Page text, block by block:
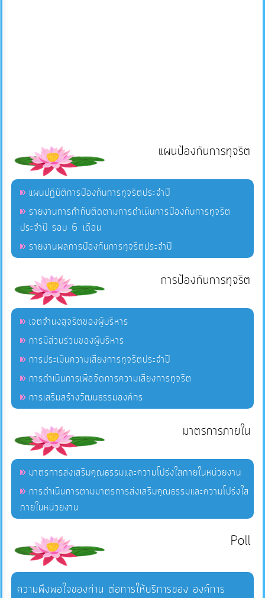
แผนป้องกันการทุจริต
แผนปฏิบัติการป้องกันการทุจริตประจำปี
รายงานการกำกับติดตามการดำเนินการป้องกันการทุจริต
ประจำปี รอบ 6 เดือน
รายงานผลการป้องกันการทุจริตประจำปี
การป้องกันการทุจริต
เจตจำนงสุจริตของผู้บริหาร
การมีส่วนร่วมของผู้บริหาร
การประเมินความเสี่ยงการทุจริตประจำปี
การดำเนินการเพื่อจัดการความเสี่ยงการทุจริต
การเสริมสร้างวัฒนธรรมองค์กร
มาตรการภายใน
มาตรการส่งเสริมคุณธรรมและความโปร่งใสภายในหน่วยงาน
การดำเนินการตามมาตรการส่งเสริมคุณธรรมและความโปร่งใส
ภายในหน่วยงาน
Poll
ความพึงพอใจของท่าน ต่อการให้บริการของ องค์การ